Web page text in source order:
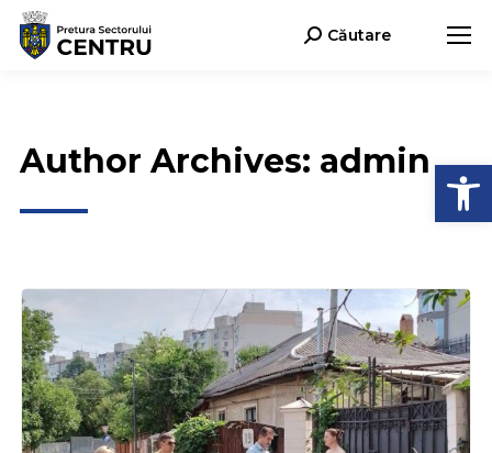
Search:Căutare
Author Archives: admin